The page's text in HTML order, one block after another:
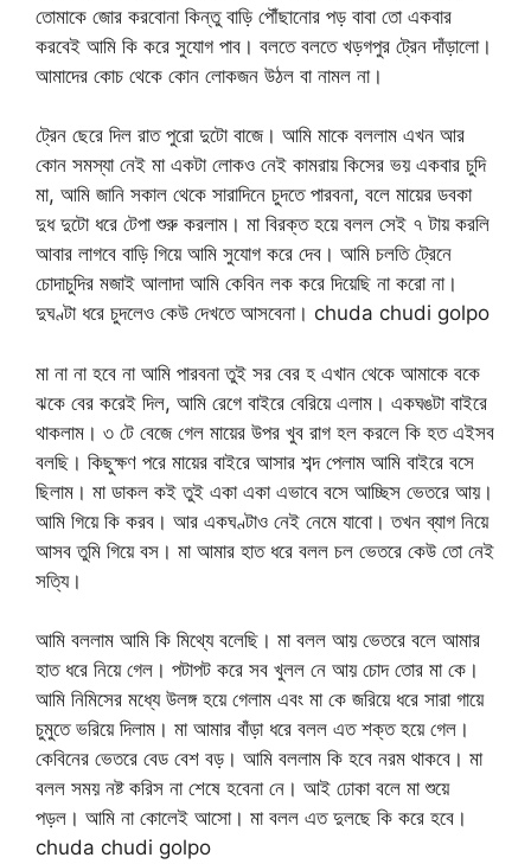
তোমাকে জোর করবোনা কিন্তু বাড়ি পৌঁছানোর পড় বাবা তো একবার
করবেই আমি কি করে সুযোগ পাব। বলতে বলতে খড়গপুর ট্রেন দাঁড়ালো।
আমাদের কোচ থেকে কোন লোকজন উঠল বা নামল না।
ট্রেন ছেরে দিল রাত পুরো দুটো বাজে। আমি মাকে বললাম এখন আর
কোন সমস্যা নেই মা একটা লোকও নেই কামরায় কিসের ভয় একবার চুদি
মা, আমি জানি সকাল থেকে সারাদিনে চুদতে পারবনা, বলে মায়ের ডবকা
দুধ দুটো ধরে টেপা শুরু করলাম। মা বিরক্ত হয়ে বলল সেই ৭ টায় করলি
আবার লাগবে বাড়ি গিয়ে আমি সুযোগ করে দেব। আমি চলতি ট্রেনে
চোদাচুদির মজাই আলাদা আমি কেবিন লক করে দিয়েছি না করো না।
দুঘণ্টা ধরে চুদলেও কেউ দেখতে আসবেনা। chuda chudi golpo
মা না না হবে না আমি পারবনা তুই সর বের হ এখান থেকে আমাকে বকে
ঝকে বের করেই দিল, আমি রেগে বাইরে বেরিয়ে এলাম। একঘঙটা বাইরে
থাকলাম। ৩ টে বেজে গেল মায়ের উপর খুব রাগ হল করলে কি হত এইসব
বলছি। কিছুক্ষণ পরে মায়ের বাইরে আসার শব্দ পেলাম আমি বাইরে বসে
ছিলাম। মা ডাকল কই তুই একা একা এভাবে বসে আচ্ছিস ভেতরে আয়।
আমি গিয়ে কি করব। আর একঘণ্টাও নেই নেমে যাবো। তখন ব্যাগ নিয়ে
আসব তুমি গিয়ে বস। মা আমার হাত ধরে বলল চল ভেতরে কেউ তো নেই
সত্যি।
আমি বললাম আমি কি মিথ্যে বলেছি। মা বলল আয় ভেতরে বলে আমার
হাত ধরে নিয়ে গেল। পটাপট করে সব খুলল নে আয় চোদ তোর মা কে।
আমি নিমিসের মধ্যে উলঙ্গ হয়ে গেলাম এবং মা কে জরিয়ে ধরে সারা গায়ে
চুমুতে ভরিয়ে দিলাম। মা আমার বাঁড়া ধরে বলল এত শক্ত হয়ে গেল।
কেবিনের ভেতরে বেড বেশ বড়। আমি বললাম কি হবে নরম থাকবে। মা
বলল সময় নষ্ট করিস না শেষে হবেনা নে। আই ঢোকা বলে মা শুয়ে
পড়ল। আমি না কোলেই আসো। মা বলল এত দুলছে কি করে হবে।
chuda chudi golpo